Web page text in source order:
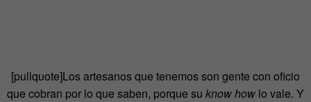
[pullquote]Los artesanos que tenemos son gente con oficio
que cobran por lo que saben, porque su know how lo vale. Y